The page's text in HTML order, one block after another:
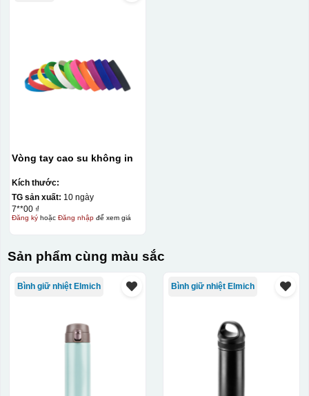
Vòng tay cao su không in
Kích thước:
TG sản xuất: 10 ngày
7**00 ₫
Đăng kýhoặc Đăng nhậpđể xem giá
Sản phẩm cùng màu sắc
Bình giữ nhiệt Elmich Bình giữ nhiệt Elmich